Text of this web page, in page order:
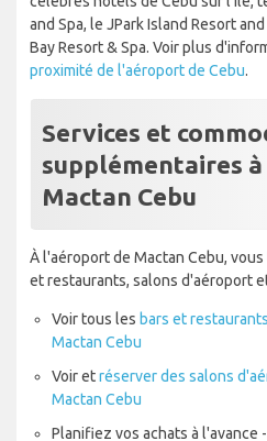
and Spa, le JPark Island Resort
Bay Resort & Spa. Voir plus
proximité de l'aéroport de Cebu.
Services et
supplémentaires
Mactan Cebu
À l'aéroport de Mactan Cebu,
et restaurants, salons d'aéroport
Voir tous les bars et
Mactan Cebu
Voir etréserver des salons
Mactan Cebu
Planifiez vos achats à l'avance